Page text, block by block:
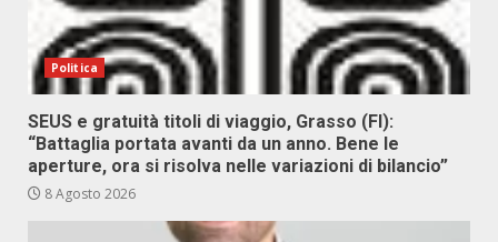
Politica
SEUS e gratuità titoli di viaggio, Grasso (FI):
“Battaglia portata avanti da un anno. Bene le
aperture, ora si risolva nelle variazioni di bilancio”
8 Agosto 2026